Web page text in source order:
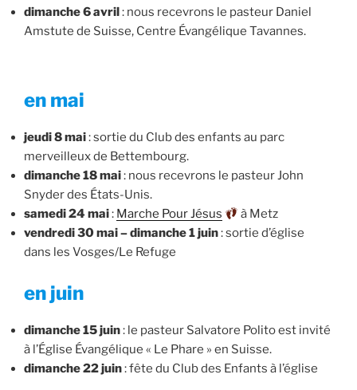
dimanche 6 avril: nous recevrons le pasteur Daniel
Amstute de Suisse, Centre Évangélique Tavannes.
en mai
jeudi 8 mai: sortie du Club des enfants au parc
merveilleux de Bettembourg.
dimanche 18 mai: nous recevrons le pasteur John
Snyder des États-Unis.
samedi 24 mai: Marche Pour Jésus
à Metz
vendredi 30 mai – dimanche 1 juin: sortie d’église
dans les Vosges/Le Refuge
en juin
dimanche 15 juin: le pasteur Salvatore Polito est invité
à l’Église Évangélique « Le Phare » en Suisse.
dimanche 22 juin: fête du Club des Enfants à l’église